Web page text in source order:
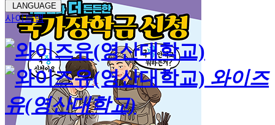
LANGUAGE
사이트맵
와이즈
유(영산대학교)